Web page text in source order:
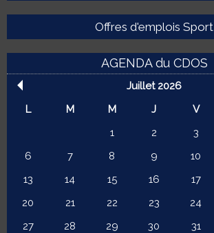
Offres d'emplois Sport
AGENDA du CDOS
Juillet 2026
L
M M J V
1
2 3
6
7 8 9 10
13
14 15 16 17
20
21 22 23 24
27
28 29 30 31